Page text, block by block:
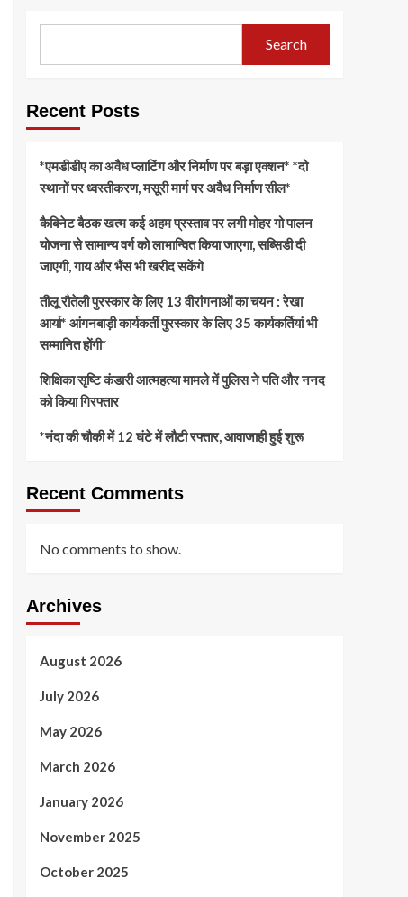
Search
Recent Posts
*एमडीडीए का अवैध प्लाटिंग और निर्माण पर बड़ा एक्शन* *दो
स्थानों पर ध्वस्तीकरण, मसूरी मार्ग पर अवैध निर्माण सील*
कैबिनेट बैठक खत्म कई अहम प्रस्ताव पर लगी मोहर गो पालन
योजना से सामान्य वर्ग को लाभान्वित किया जाएगा, सब्सिडी दी
जाएगी, गाय और भैंस भी खरीद सकेंगे
तीलू रौतेली पुरस्कार के लिए 13 वीरांगनाओं का चयन : रेखा
आर्या* आंगनबाड़ी कार्यकर्ती पुरस्कार के लिए 35 कार्यकर्तियां भी
सम्मानित होंगी*
शिक्षिका सृष्टि कंडारी आत्महत्या मामले में पुलिस ने पति और ननद
को किया गिरफ्तार
*नंदा की चौकी में 12 घंटे में लौटी रफ्तार, आवाजाही हुई शुरू
Recent Comments
No comments to show.
Archives
August 2026
July 2026
May 2026
March 2026
January 2026
November 2025
October 2025